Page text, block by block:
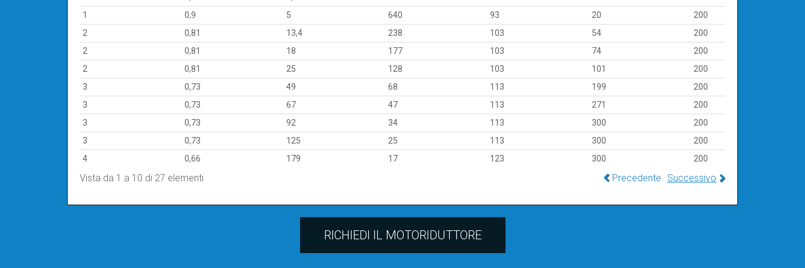
1
0,9 5 640 93 20 200
2
0,81 13,4 238 103 54 200
2
0,81 18 177 103 74 200
2
0,81 25 128 103 101 200
3
0,73 49 68 113 199 200
3
0,73 67 47 113 271 200
3
0,73 92 34 113 300 200
3
0,73 125 25 113 300 200
4
0,66 179 17 123 300 200
Vista da 1 a 10 di 27 elementi Precedente Successivo
RICHIEDI IL MOTORIDUTTORE